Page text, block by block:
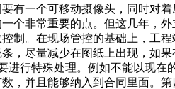
有一个可移动摄像头，同时对
个非常重要的点。但这几年，
制。在现场管控的基础上，工
，尽量减少在图纸上出现，如
行特殊处理。例如不能以现
，并且能够纳入到合同里面。